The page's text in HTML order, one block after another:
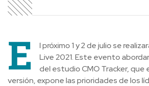
E
l próximo 1 y 2 de julio se
Live 2021. Este evento
del estudio CMO Tracker, que
versión, expone las prioridades de los